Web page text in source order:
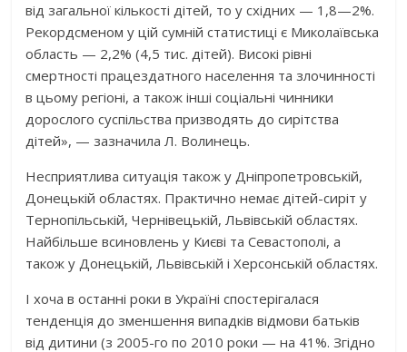
від загальної кількості дітей, то у східних — 1,8—2%.
Рекордсменом у цій сумній статистиці є Миколаївська
область — 2,2% (4,5 тис. дітей). Високі рівні
смертності працездатного населення та злочинності
в цьому регіоні, а також інші соціальні чинники
дорослого суспільства призводять до сирітства
дітей», — зазначила Л. Волинець.
Несприятлива ситуація також у Дніпропетровській,
Донецькій областях. Практично немає дітей-сиріт у
Тернопільській, Чернівецькій, Львівській областях.
Найбільше всиновлень у Києві та Севастополі, а
також у Донецькій, Львівській і Херсонській областях.
І хоча в останні роки в Україні спостерігалася
тенденція до зменшення випадків відмови батьків
від дитини (з 2005-го по 2010 роки — на 41%. Згідно